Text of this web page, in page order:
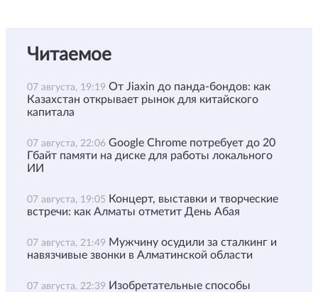
Читаемое
07 августа, 19:19 От Jiaxin до панда-бондов: как
Казахстан открывает рынок для китайского
капитала
07 августа, 22:06 Google Chrome потребует до 20
Гбайт памяти на диске для работы локального
ИИ
07 августа, 19:05 Концерт, выставки и творческие
встречи: как Алматы отметит День Абая
07 августа, 21:49 Мужчину осудили за сталкинг и
навязчивые звонки в Алматинской области
07 августа, 22:39 Изобретательные способы